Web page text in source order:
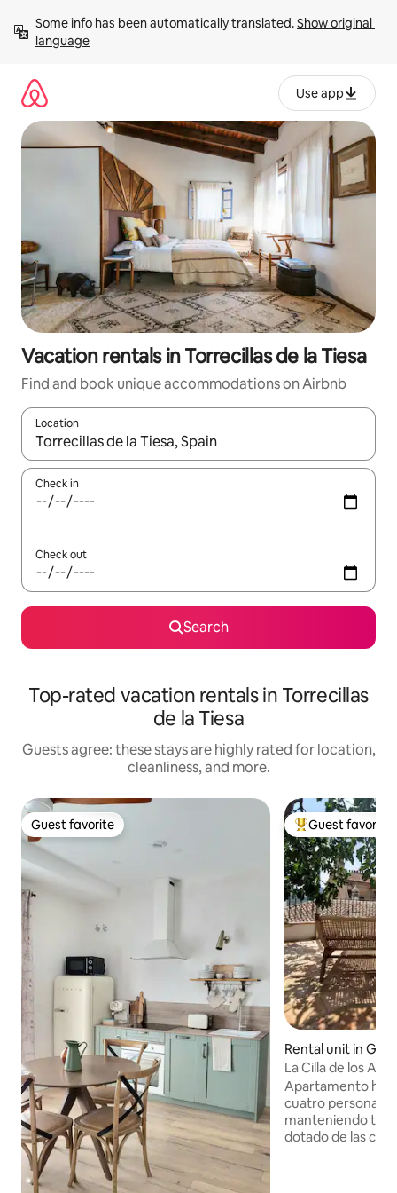
content
Some info has been automatically translated. Show original
language
Use app
Vacation rentals in Torrecillas de la Tiesa
Find and book unique accommodations on Airbnb
Location
When results are available, navigate with up and down arrow
Check in
Check out
Search
Top-rated vacation rentals in Torrecillas
de la Tiesa
Guests agree: these stays are highly rated for location,
cleanliness, and more.
Guest favorite
Guest favorite Top guest
Guest favorite
Rental unit in
La Cilla de los
2 beds
Apartamento
cuatro personas
manteniendo
dotado de las